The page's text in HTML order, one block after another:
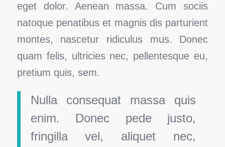
eget dolor. Aenean massa. Cum sociis
natoque penatibus et magnis dis parturient
montes, nascetur ridiculus mus. Donec
quam felis, ultricies nec, pellentesque eu,
pretium quis, sem.
Nulla consequat massa quis
enim. Donec pede justo,
fringilla vel, aliquet nec,